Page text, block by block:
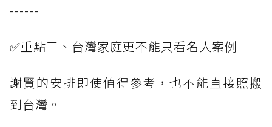
------
✅重點三、台灣家庭更不能只看名人案例
謝賢的安排即使值得參考，也不能直接照搬
到台灣。